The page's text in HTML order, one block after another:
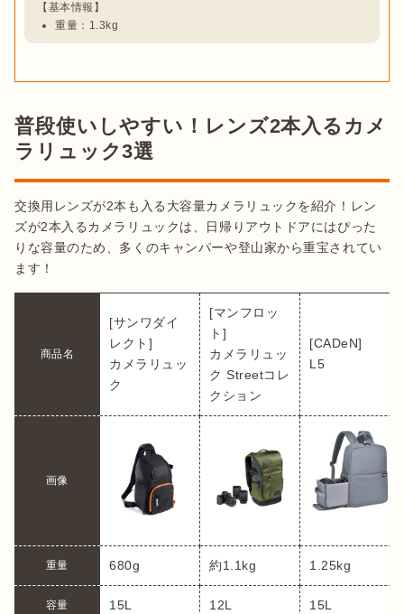
重量：1.3kg
普段使いしやすい！レンズ2本入るカメ
ラリュック3選
交換用レンズが2本も入る大容量カメラリュックを紹介！レン
ズが2本入るカメラリュックは、日帰りアウトドアにはぴった
りな容量のため、多くのキャンパーや登山家から重宝されてい
ます！
商品名
[サンワダイ
レクト]
カメラリュッ
ク
[マンフロッ
ト]
カメラリュッ
ク Streetコレ
クション
[CADeN]
L5
画像
重量 680g 約1.1kg 1.25kg
容量 15L 12L 15L